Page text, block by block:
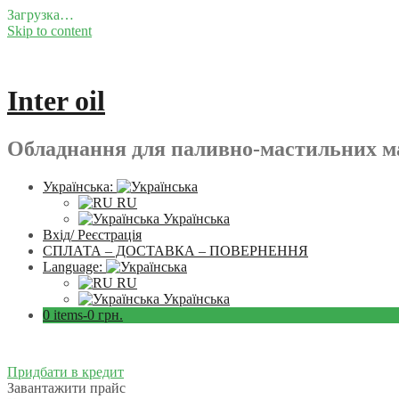
Загрузка…
Skip to content
Inter oil
Обладнання для паливно-мастильних
Українська:
RU
Українська
Вхід/ Реєстрація
СПЛАТА – ДОСТАВКА – ПОВЕРНЕННЯ
Language:
RU
Українська
0 items-0 грн.
Придбати в кредит
Завантажити прайс